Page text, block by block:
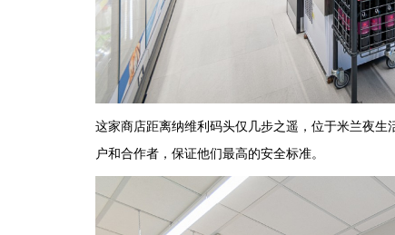
这家商店距离纳维利码头仅几步之遥，位于米兰夜生
户和合作者，保证他们最高的安全标准。